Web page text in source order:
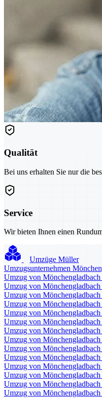
Qualität
Bei uns erhalten Sie nur die
Service
Wir bieten Ihnen einen
Umzüge Müller
Umzugsunternehmen
Umzug von
Umzug von
Umzug von
Umzug von
Umzug von
Umzug von Mönchengladbach
Umzug von
Umzug von
Umzug von
Umzug von Mönchengladbach
Umzug von Mönchengladbach
Umzug von
Umzug von
Umzug von Mönchengladbach